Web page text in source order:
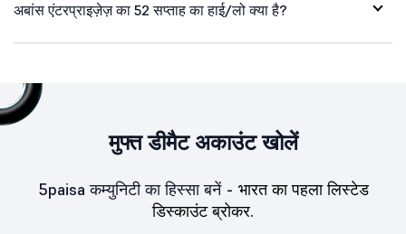
अबांस एंटरप्राइज़ेज़ का 52 सप्ताह का हाई/लो क्या है?
मुफ्त डीमैट अकाउंट खोलें
5paisa कम्युनिटी का हिस्सा बनें - भारत का पहला लिस्टेड
डिस्काउंट ब्रोकर.